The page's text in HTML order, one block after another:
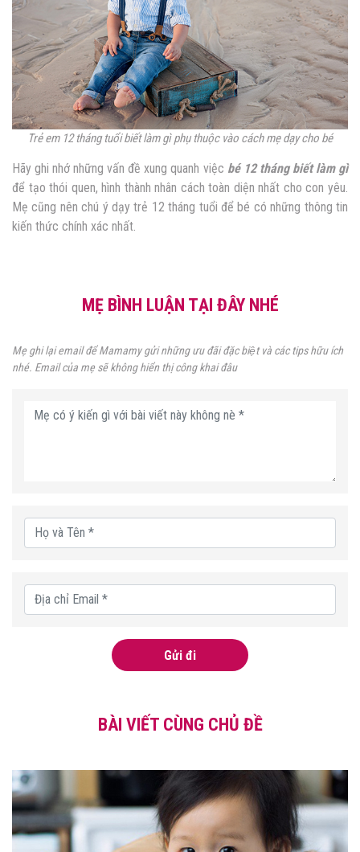
Trẻ em 12 tháng tuổi biết làm gì phụ thuộc vào cách mẹ dạy cho bé
Hãy ghi nhớ những vấn đề xung quanh việc bé 12 tháng biết làm gì
để tạo thói quen, hình thành nhân cách toàn diện nhất cho con yêu.
Mẹ cũng nên chú ý dạy trẻ 12 tháng tuổi để bé có những thông tin
kiến thức chính xác nhất.
MẸ BÌNH LUẬN TẠI ĐÂY NHÉ
Mẹ ghi lại email để Mamamy gửi những ưu đãi đặc biệt và các tips hữu ích
nhé. Email của mẹ sẽ không hiển thị công khai đâu
Gửi đi
BÀI VIẾT CÙNG CHỦ ĐỀ